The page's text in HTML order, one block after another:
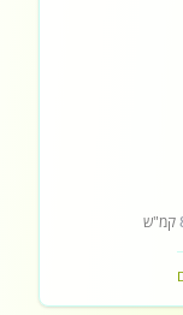
קמ"ש